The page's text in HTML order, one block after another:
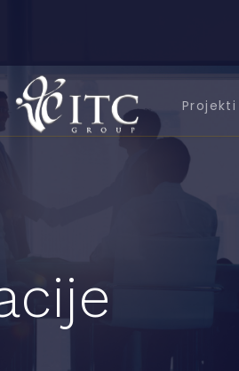
Projekti